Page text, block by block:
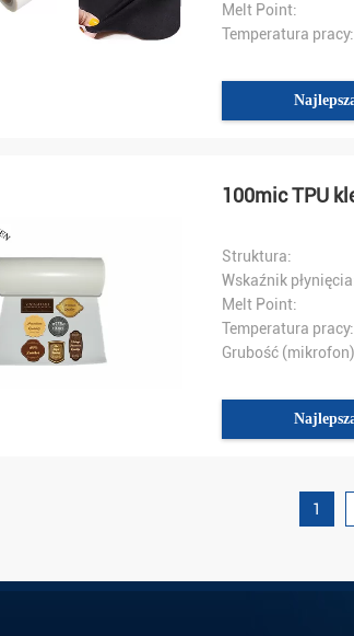
Melt Point:
Temperatura pracy:
100mic TPU
Struktura:
Wskaźnik
Melt Point:
Temperatura pracy:
Grubość
1